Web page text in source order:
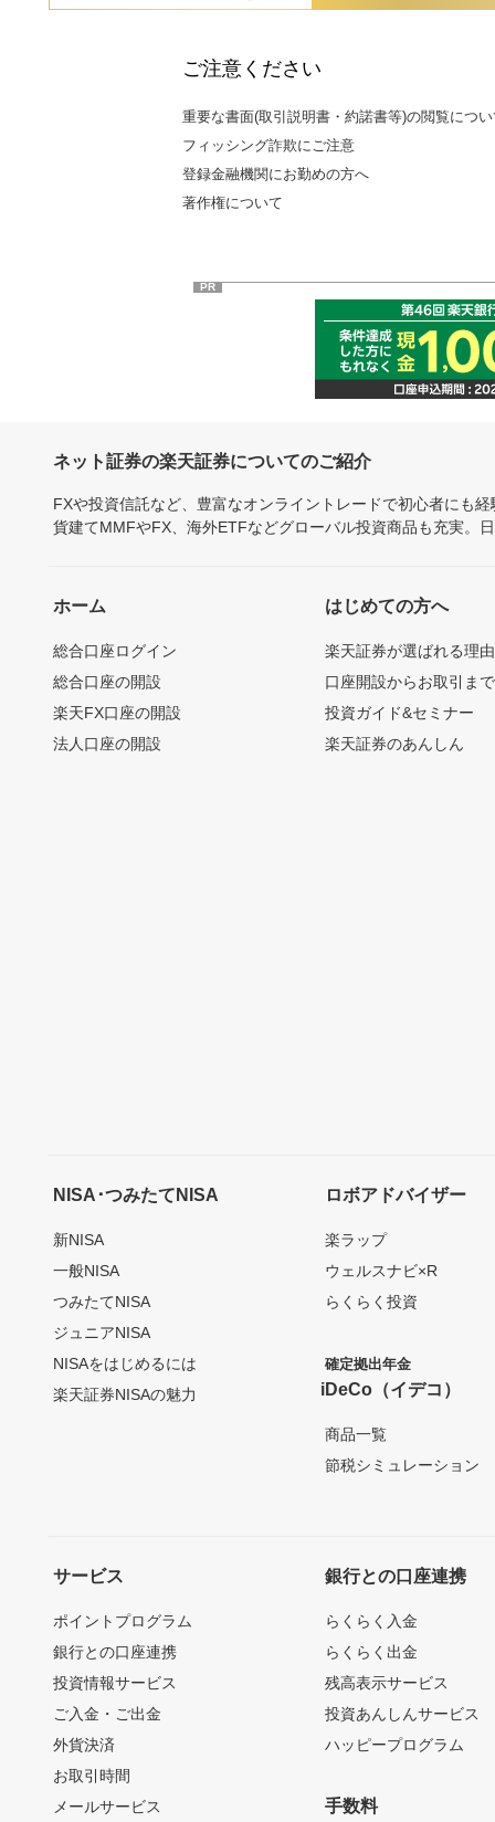
ご注意ください
重要な書面(取引説明書・約諾書等)の閲覧につ
フィッシング詐欺にご注意
登録金融機関にお勤めの方へ
著作権について
PR
ネット証券の楽天証券についてのご紹介
FXや投資信託など、豊富なオンライントレードで初心者にも
貨建てMMFやFX、海外ETFなどグローバル投資商品も充実。
ホーム
総合口座ログイン
総合口座の開設
楽天FX口座の開設
法人口座の開設
はじめての方へ
楽天証券が選ばれる理由
口座開設からお取引ま
投資ガイド&セミナー
楽天証券のあんしん
NISA･つみたてNISA
新NISA
一般NISA
つみたてNISA
ジュニアNISA
NISAをはじめるには
楽天証券NISAの魅力
ロボアドバイザー
楽ラップ
ウェルスナビ×R
らくらく投資
確定拠出年金
iDeCo（イデコ）
商品一覧
節税シミュレーション
サービス
ポイントプログラム
銀行との口座連携
投資情報サービス
ご入金・ご出金
外貨決済
お取引時間
メールサービス
銀行との口座連携
らくらく入金
らくらく出金
残高表示サービス
投資あんしんサービス
ハッピープログラム
手数料